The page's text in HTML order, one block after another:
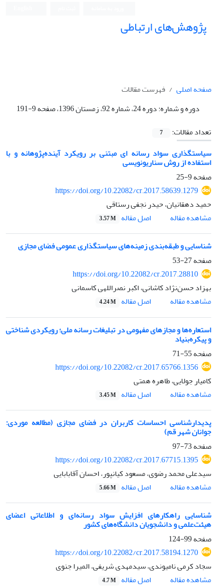
پژوهش‌های ارتباطی
صفحه اصلی
فهرست مقالات
دوره و شماره:دوره 24، شماره 92، زمستان 1396، صفحه 9-191
تعداد مقالات:
7
سیاستگذاری سواد رسانه ای مبتنی بر رویکرد آینده‌پژوهانه و با
استفاده از روش سناریونویسی
صفحه9-25
https://doi.org/10.22082/cr.2017.58639.1279
حمید دهقانیان، حیدر نجفی رستاقی
مشاهده مقاله
اصل مقاله 3.57 M
شناسایی و طبقه‌بندی زمینه‌های سیاستگذاری عمومی فضای مجازی
صفحه27-53
https://doi.org/10.22082/cr.2017.28810
بهزاد حسن‌نژاد کاشانی، اکبر نصراللهی کاسمانی
مشاهده مقاله
اصل مقاله 4.24 M
استعا‌ره‌ها و مجازهای مفهومی در تبلیغات رسانه ملی؛ رویکردی شناختی
و پیکره‌بنیاد
صفحه55-71
https://doi.org/10.22082/cr.2017.65766.1356
کامیار جولایی، طاهره همتی
مشاهده مقاله
اصل مقاله 3.45 M
پدیدارشناسی احساسات کاربران در فضای مجازی (مطالعه موردی:
جوانان شهر قم)
صفحه73-97
https://doi.org/10.22082/cr.2017.67715.1395
سید‌علی محمد رضوی، مسعود کیانپور، احسان آقابابایی
مشاهده مقاله
اصل مقاله 5.66 M
شناسایی راهکارهای افزایش سواد رسانه‌ای و اطلاعاتی اعضای
هیئت‌علمی و دانشجویان دانشگاه‌‌های کشور
صفحه99-124
https://doi.org/10.22082/cr.2017.58194.1270
سجاد کرمی نامیوندی، سید‌مهدی شریفی، المیرا جنوی
مشاهده مقاله
اصل مقاله 4.7 M